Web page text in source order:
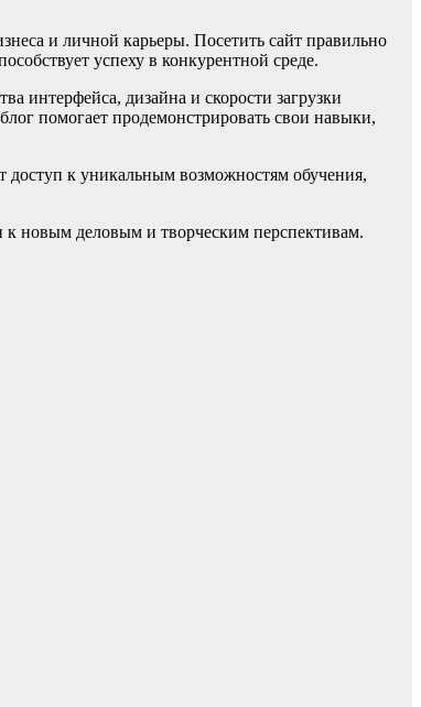
и личной карьеры. Посетить сайт правильно
успеху в конкурентной среде.
интерфейса, дизайна и скорости загрузки
помогает продемонстрировать свои навыки,
к уникальным возможностям обучения,
к новым деловым и творческим перспективам.